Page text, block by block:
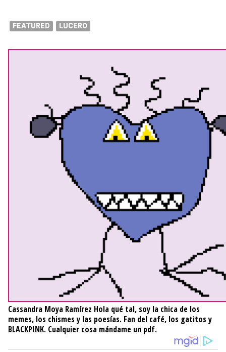
FEATURED LUCERO
Cassandra Moya Ramírez Hola qué tal, soy la chica de los
memes, los chismes y las poesías. Fan del café, los gatitos y
BLACKPINK. Cualquier cosa mándame un pdf.